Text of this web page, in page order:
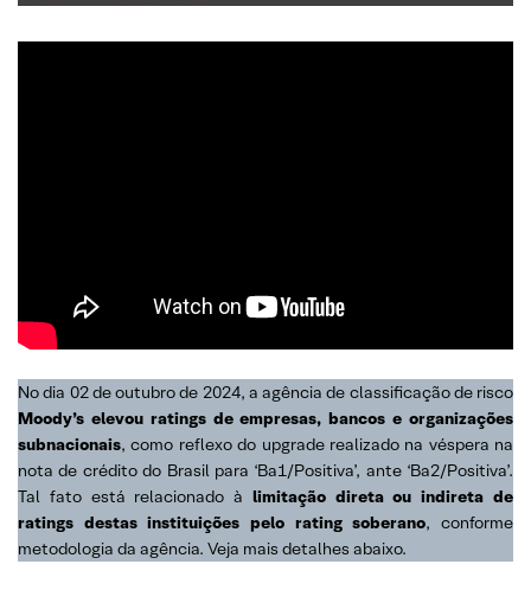
No dia 02 de outubro de 2024, a agência de classificação de risco
Moody’s elevou ratings de empresas, bancos e organizações
subnacionais, como reflexo do upgrade realizado na véspera na
nota de crédito do Brasil para ‘Ba1/Positiva’, ante ‘Ba2/Positiva’.
Tal fato está relacionado à limitação direta ou indireta de
ratings destas instituições pelo rating soberano, conforme
metodologia da agência. Veja mais detalhes abaixo.